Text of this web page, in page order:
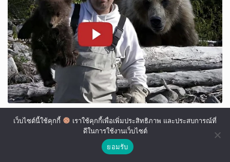
เว็บไซต์นี้ใช้คุกกี้
เราใช้คุกกี้เพื่อเพิ่มประสิทธิภาพ และประสบการณ์ที่
ดีในการใช้งานเว็บไซต์
ยอมรับ